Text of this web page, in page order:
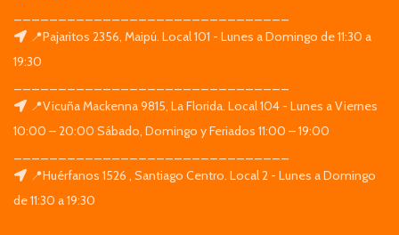
📍Pajaritos 2356, Maipú. Local 101 - Lunes a Domingo de 11:30 a
19:30
📍Vicuña Mackenna 9815, La Florida. Local 104 - Lunes a Viernes
10:00 – 20:00 Sábado, Domingo y Feriados 11:00 – 19:00
📍Huérfanos 1526 , Santiago Centro. Local 2 - Lunes a Domingo
de 11:30 a 19:30